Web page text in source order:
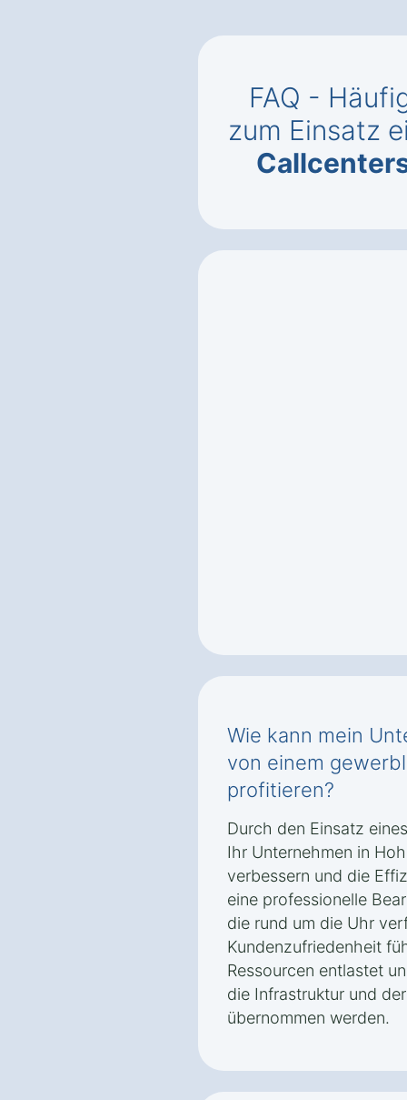
FAQ -
zum Einsatz
Wie kann mein
von einem
profitieren?
Durch den Einsatz
Ihr Unternehmen in
verbessern und die
eine professionelle
die rund um die Uhr
Kundenzufriedenheit
Ressourcen entlastet
die Infrastruktur und
übernommen werden.